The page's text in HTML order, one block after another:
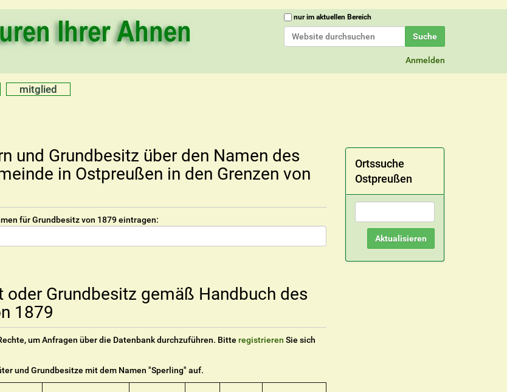
Website durchsuchen
nur im aktuellen Bereich
Anmelden
mitglied
und Grundbesitz über den Namen des
in Ostpreußen in den Grenzen von
für Grundbesitz von 1879 eintragen:
oder Grundbesitz gemäß Handbuch des
1879
um Anfragen über die Datenbank durchzuführen. Bitte registrieren Sie sich
und Grundbesitze mit dem Namen "Sperling" auf.
Ortssuche
Ostpreußen